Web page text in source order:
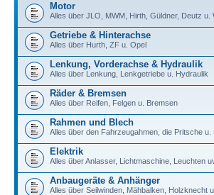
Motor
Alles über JLO, MWM, Hirth, Güldner, Deutz u.
Getriebe & Hinterachse
Alles über Hurth, ZF u. Opel
Lenkung, Vorderachse & Hydraulik
Alles über Lenkung, Lenkgetriebe u. Hydraulik
Räder & Bremsen
Alles über Reifen, Felgen u. Bremsen
Rahmen und Blech
Alles über den Fahrzeugahmen, die Pritsche u.
Elektrik
Alles über Anlasser, Lichtmaschine, Leuchten
Anbaugeräte & Anhänger
Alles über Seilwinden, Mähbalken, Holzknecht